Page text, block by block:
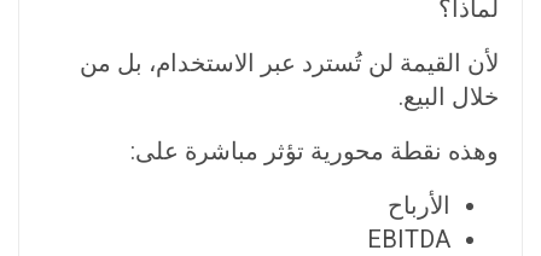
لماذا؟
لأن القيمة لن تُسترد عبر الاستخدام، بل من
خلال البيع.
وهذه نقطة محورية تؤثر مباشرة على:
الأرباح
EBITDA